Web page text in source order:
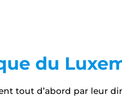
du
tout d’abord par leur